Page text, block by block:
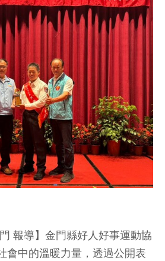
報導】金門縣好人好事運動協
會中的溫暖力量，透過公開表